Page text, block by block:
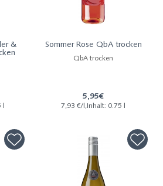
&
Sommer Rose QbA trocken
QbA trocken
5,95€
7,93 €/l,Inhalt: 0.75 l